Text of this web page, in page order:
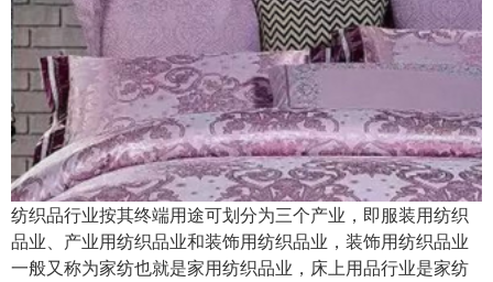
纺织品行业按其终端用途可划分为三个产业，即服装用纺织
品业、产业用纺织品业和装饰用纺织品业，装饰用纺织品业
一般又称为家纺也就是家用纺织品业，床上用品行业是家纺